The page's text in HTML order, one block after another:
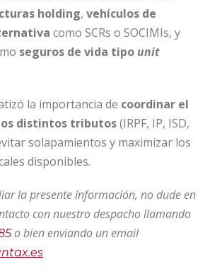
holding, vehículos de
como SCRs o SOCIMIs, y
seguros de vida tipo unit
la importancia de coordinar el
distintos tributos(IRPF, IP, ISD,
solapamientos y maximizar los
disponibles.
la presente información, no dude en
con nuestro despacho llamando
o bien enviando un email